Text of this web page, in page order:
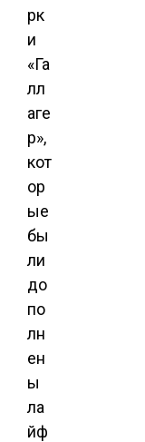
рк
и
«Га
лл
аге
р»,
кот
ор
ые
бы
ли
до
по
лн
ен
ы
ла
йф